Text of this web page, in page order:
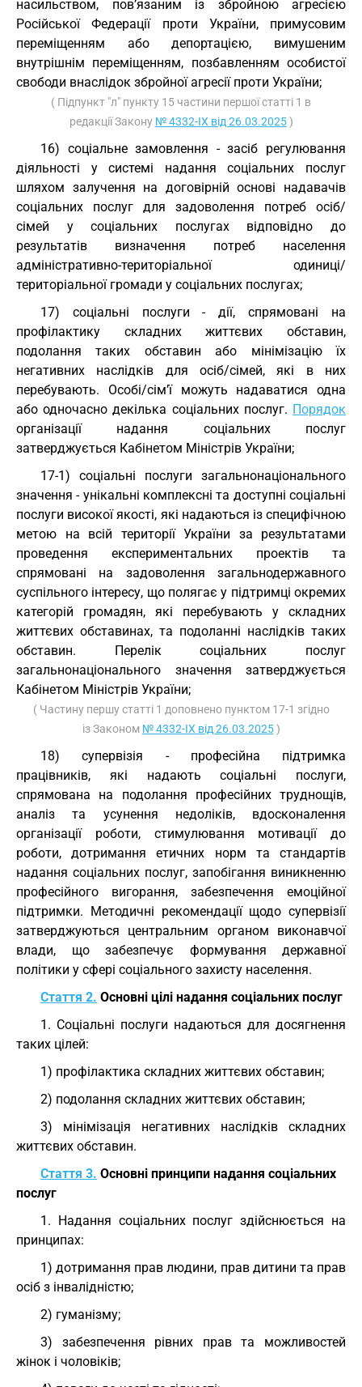
насильством, пов’язаним із збройною агресією
Російської Федерації проти України, примусовим
переміщенням або депортацією, вимушеним
внутрішнім переміщенням, позбавленням особистої
свободи внаслідок збройної агресії проти України;
( Підпункт "л" пункту 15 частини першої статті 1 в
редакції Закону № 4332-IX від 26.03.2025)
16) соціальне замовлення - засіб регулювання
діяльності у системі надання соціальних послуг
шляхом залучення на договірній основі надавачів
соціальних послуг для задоволення потреб осіб/
сімей у соціальних послугах відповідно до
результатів визначення потреб населення
адміністративно-територіальної одиниці/
територіальної громади у соціальних послугах;
17) соціальні послуги - дії, спрямовані на
профілактику складних життєвих обставин,
подолання таких обставин або мінімізацію їх
негативних наслідків для осіб/сімей, які в них
перебувають. Особі/сім’ї можуть надаватися одна
або одночасно декілька соціальних послуг. Порядок
організації надання соціальних послуг
затверджується Кабінетом Міністрів України;
17-1) соціальні послуги загальнонаціонального
значення - унікальні комплексні та доступні соціальні
послуги високої якості, які надаються із специфічною
метою на всій території України за результатами
проведення експериментальних проектів та
спрямовані на задоволення загальнодержавного
суспільного інтересу, що полягає у підтримці окремих
категорій громадян, які перебувають у складних
життєвих обставинах, та подоланні наслідків таких
обставин. Перелік соціальних послуг
загальнонаціонального значення затверджується
Кабінетом Міністрів України;
( Частину першу статті 1 доповнено пунктом 17-1 згідно
із Законом № 4332-IX від 26.03.2025)
18) супервізія - професійна підтримка
працівників, які надають соціальні послуги,
спрямована на подолання професійних труднощів,
аналіз та усунення недоліків, вдосконалення
організації роботи, стимулювання мотивації до
роботи, дотримання етичних норм та стандартів
надання соціальних послуг, запобігання виникненню
професійного вигорання, забезпечення емоційної
підтримки. Методичні рекомендації щодо супервізії
затверджуються центральним органом виконавчої
влади, що забезпечує формування державної
політики у сфері соціального захисту населення.
Стаття 2. Основні цілі надання соціальних послуг
1. Соціальні послуги надаються для досягнення
таких цілей:
1) профілактика складних життєвих обставин;
2) подолання складних життєвих обставин;
3) мінімізація негативних наслідків складних
життєвих обставин.
Стаття 3. Основні принципи надання соціальних
послуг
1. Надання соціальних послуг здійснюється на
принципах:
1) дотримання прав людини, прав дитини та прав
осіб з інвалідністю;
2) гуманізму;
3) забезпечення рівних прав та можливостей
жінок і чоловіків;